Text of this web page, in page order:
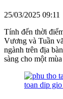
25/03/2025 09:11
Tính đến thời
Vương và Tuần
ngành trên địa
sàng cho một